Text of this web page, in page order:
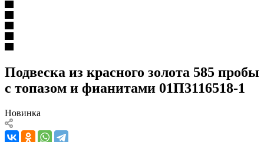
Подвеска из красного золота 585 пробы
с топазом и фианитами 01П3116518-1
Новинка